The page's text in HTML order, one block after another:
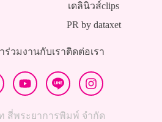
เดลินิวส์clips
PR by dataxet
ร่วมงานกับเราติดต่อเรา
สี่พระยาการพิมพ์ จำกัด